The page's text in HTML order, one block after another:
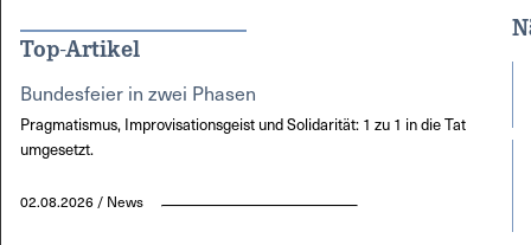
Top-Artikel
Bundesfeier in zwei Phasen
Pragmatismus, Improvisationsgeist und Solidarität: 1 zu 1 in die Tat
umgesetzt.
02.08.2026 / News